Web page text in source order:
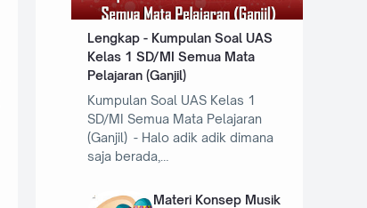
Lengkap - Kumpulan Soal UAS
Kelas 1 SD/MI Semua Mata
Pelajaran (Ganjil)
Kumpulan Soal UAS Kelas 1
SD/MI Semua Mata Pelajaran
(Ganjil) - Halo adik adik dimana
saja berada,…
Materi Konsep Musik